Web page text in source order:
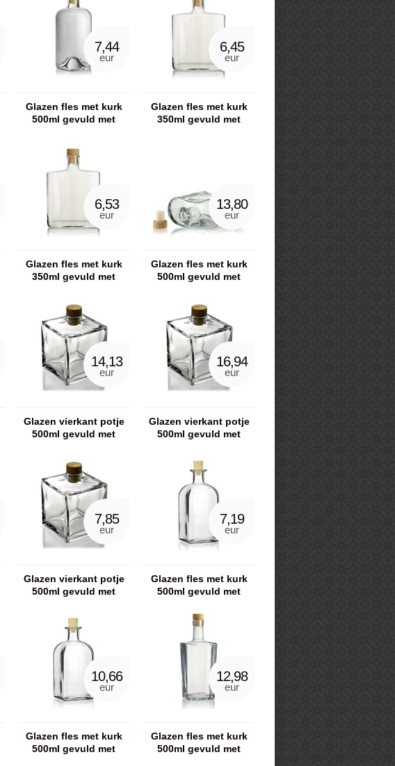
7,44
eur
Glazen fles met kurk
500ml gevuld met
6,45
eur
Glazen fles met kurk
350ml gevuld met
Glazen fles met kurk
350ml gevuld met
6,53
eur
Glazen fles met kurk
500ml gevuld met
13,80
eur
Glazen vierkant potje
500ml gevuld met
14,13
eur
Glazen vierkant potje
500ml gevuld met
16,94
eur
Glazen vierkant potje
500ml gevuld met
7,85
eur
Glazen fles met kurk
500ml gevuld met
7,19
eur
Glazen fles met kurk
500ml gevuld met
10,66
eur
Glazen fles met kurk
500ml gevuld met
12,98
eur